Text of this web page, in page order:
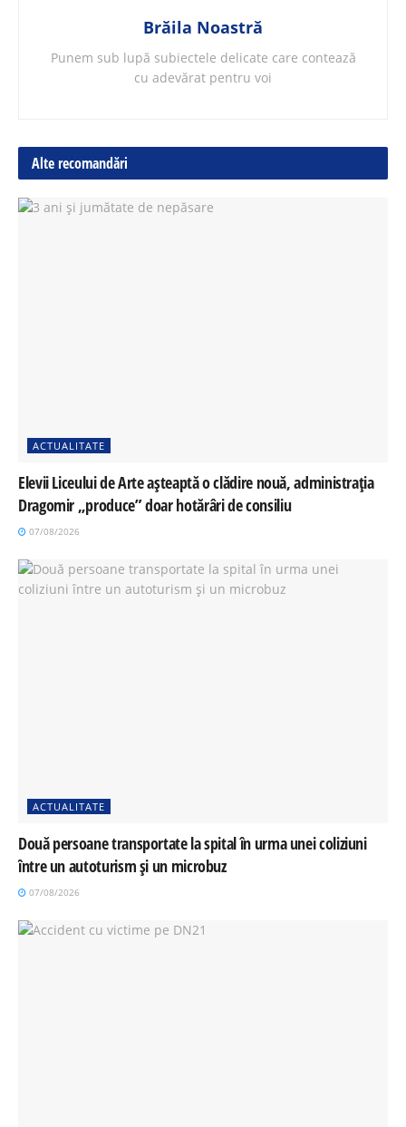
Brăila Noastră
Punem sub lupă subiectele delicate care contează
cu adevărat pentru voi
Alte recomandări
ACTUALITATE
Elevii Liceului de Arte așteaptă o clădire nouă, administrația
Dragomir „produce” doar hotărâri de consiliu
07/08/2026
ACTUALITATE
Două persoane transportate la spital în urma unei coliziuni
între un autoturism și un microbuz
07/08/2026